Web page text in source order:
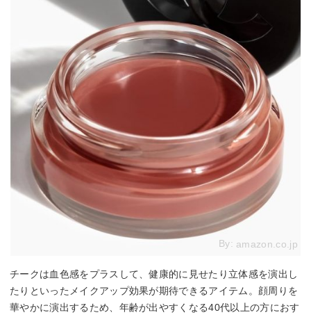
By: amazon.co.jp
チークは血色感をプラスして、健康的に見せたり立体感を演出し
たりといったメイクアップ効果が期待できるアイテム。顔周りを
華やかに演出するため、年齢が出やすくなる40代以上の方におす